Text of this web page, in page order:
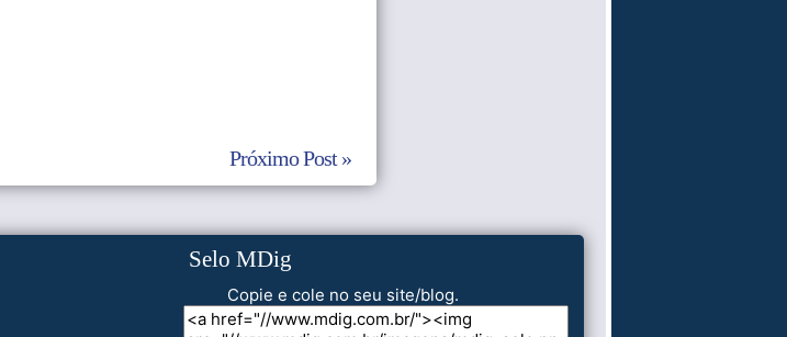
Próximo Post »
Selo MDig
Copie e cole no seu site/blog.